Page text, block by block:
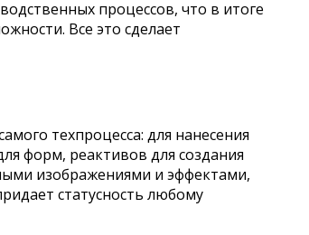
процессов, что в итоге
Все это сделает
техпроцесса: для нанесения
форм, реактивов для создания
изображениями и эффектами,
статусность любому